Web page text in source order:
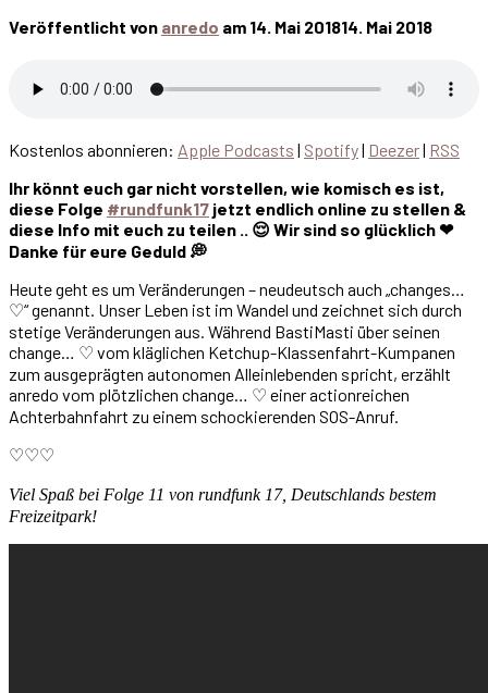
Veröffentlicht von anredo am 14. Mai 201814. Mai 2018
Kostenlos abonnieren: Apple Podcasts | Spotify| Deezer| RSS
Ihr könnt euch gar nicht vorstellen, wie komisch es ist,
diese Folge #rundfunk17 jetzt endlich online zu stellen &
diese Info mit euch zu teilen .. 😌 Wir sind so glücklich ❤
Danke für eure Geduld 💭
Heute geht es um Veränderungen – neudeutsch auch „changes…
♡“ genannt. Unser Leben ist im Wandel und zeichnet sich durch
stetige Veränderungen aus. Während BastiMasti über seinen
change… ♡ vom kläglichen Ketchup-Klassenfahrt-Kumpanen
zum ausgeprägten autonomen Alleinlebenden spricht, erzählt
anredo vom plötzlichen change… ♡ einer actionreichen
Achterbahnfahrt zu einem schockierenden SOS-Anruf.
♡♡♡
Viel Spaß bei Folge 11 von rundfunk 17, Deutschlands bestem
Freizeitpark!